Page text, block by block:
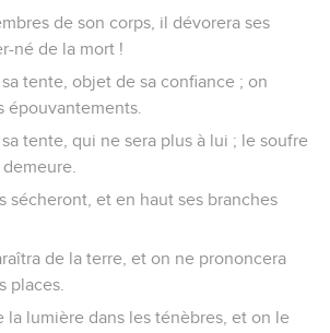
de son corps, il dévorera ses
né de la mort !
tente, objet de sa confiance ; on
épouvantements.
tente, qui ne sera plus à lui ; le soufre
sécheront, et en haut ses branches
de la terre, et on ne prononcera
places.
la lumière dans les ténèbres, et on le